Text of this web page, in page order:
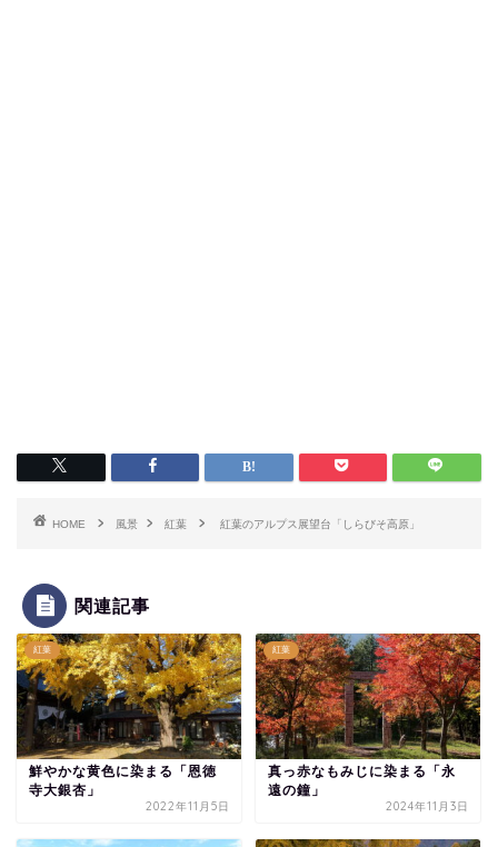
HOME 風景 紅葉 紅葉のアルプス展望台「しらびそ高原」
関連記事
紅葉
鮮やかな黄色に染まる「恩徳
寺大銀杏」
2022年11月5日
紅葉
真っ赤なもみじに染まる「永
遠の鐘」
2024年11月3日